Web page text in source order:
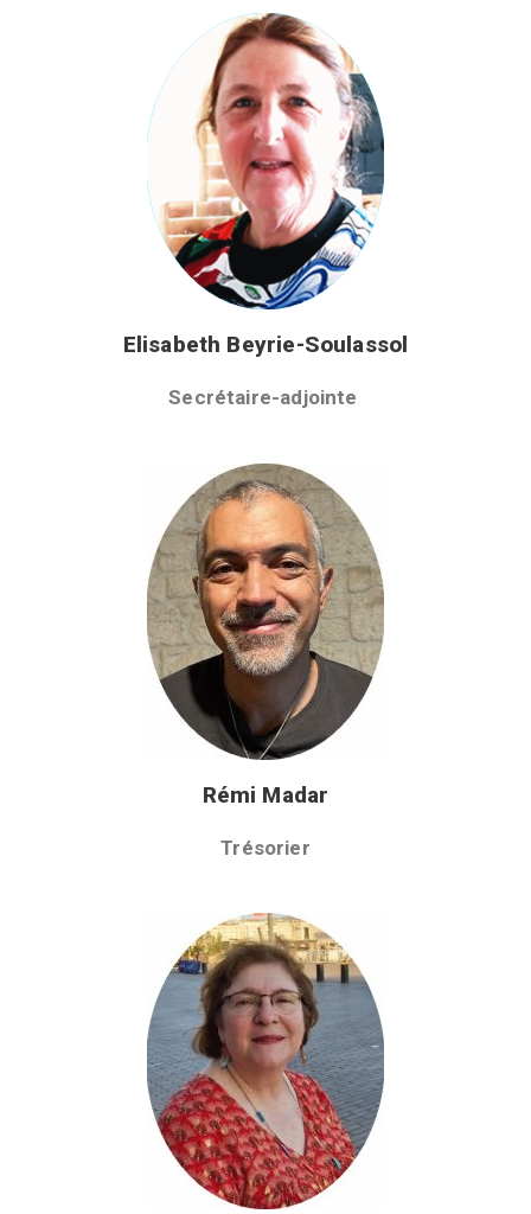
Elisabeth Beyrie-Soulassol
Secrétaire-adjointe
Rémi Madar
Trésorier